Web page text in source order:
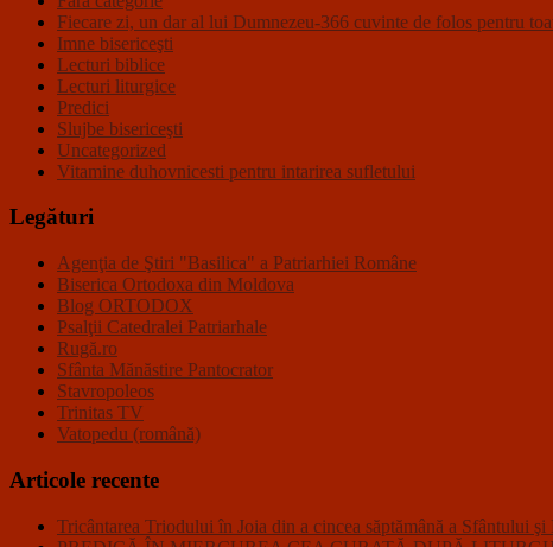
Fiecare zi, un dar al lui Dumnezeu-366 cuvinte de folos pentru
Imne bisericeşti
Lecturi biblice
Lecturi liturgice
Predici
Slujbe bisericeşti
Uncategorized
Vitamine duhovnicesti pentru intarirea sufletului
Legături
Agenţia de Ştiri "Basilica" a Patriarhiei Române
Biserica Ortodoxa din Moldova
Blog ORTODOX
Psalţii Catedralei Patriarhale
Rugă.ro
Sfânta Mănăstire Pantocrator
Stavropoleos
Trinitas TV
Vatopedu (română)
Articole recente
Tricântarea Triodului în Joia din a cincea săptămână a Sfântului